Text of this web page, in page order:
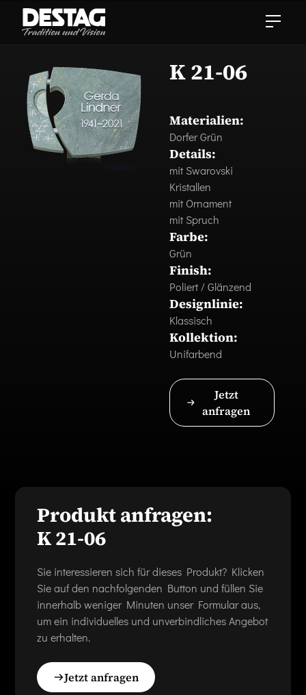
K 21-06
Materialien:
Dorfer Grün
Details:
mit Swarovski
Kristallen
mit Ornament
mit Spruch
Farbe:
Grün
Finish:
Poliert / Glänzend
Designlinie:
Klassisch
Kollektion:
Unifarbend
Jetzt
anfragen
Produkt anfragen:
K 21-06
Sie interessieren sich für dieses Produkt? Klicken
Sie auf den nachfolgenden Button und füllen Sie
innerhalb weniger Minuten unser Formular aus,
um ein individuelles und unverbindliches Angebot
zu erhalten.
Jetzt anfragen